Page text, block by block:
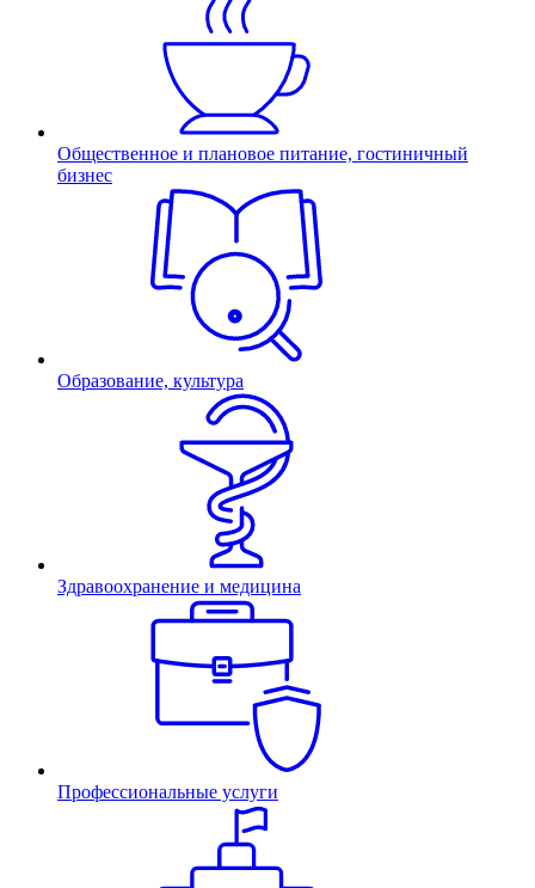
Общественное и плановое питание, гостиничный
бизнес
Образование, культура
Здравоохранение и медицина
Профессиональные услуги